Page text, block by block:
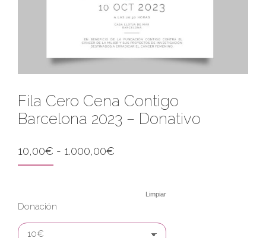
Fila Cero Cena Contigo
Barcelona 2023 – Donativo
10,00€ - 1.000,00€
10,00€
1.000,00€
Donación
Limpiar